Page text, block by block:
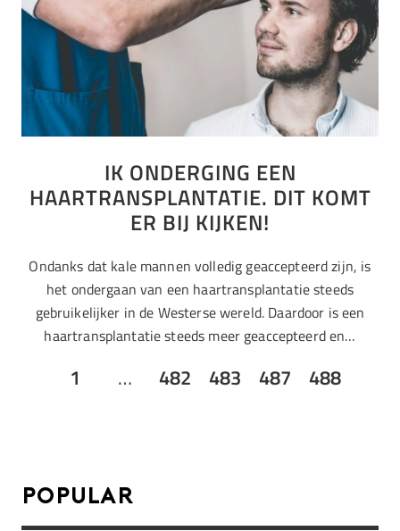
IK ONDERGING EEN
HAARTRANSPLANTATIE. DIT KOMT
ER BIJ KIJKEN!
Ondanks dat kale mannen volledig geaccepteerd zijn, is
het ondergaan van een haartransplantatie steeds
gebruikelijker in de Westerse wereld. Daardoor is een
haartransplantatie steeds meer geaccepteerd en…
1 … 482 483 487 488
Popular